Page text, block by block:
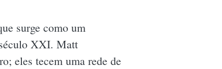
surge como um
XXI. Matt
eles tecem uma rede de